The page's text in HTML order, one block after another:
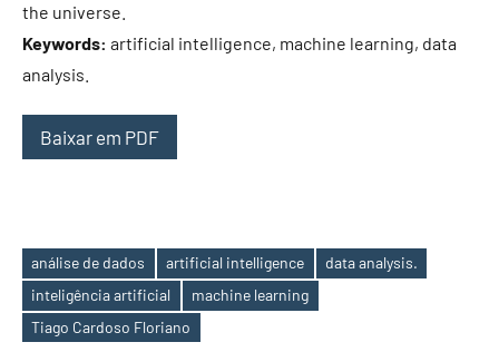
the universe.
Keywords: artificial intelligence, machine learning, data
analysis.
Baixar em PDF
Etiquetas
análise de dados artificial intelligence
data analysis.
inteligência artificial
machine learning
Tiago Cardoso Floriano